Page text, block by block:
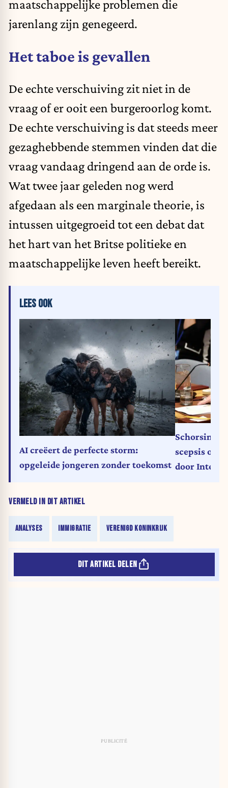
maatschappelijke problemen die
jarenlang zijn genegeerd.
Het taboe is gevallen
De echte verschuiving zit niet in de
vraag of er ooit een burgeroorlog komt.
De echte verschuiving is dat steeds meer
gezaghebbende stemmen vinden dat die
vraag vandaag dringend aan de orde is.
Wat twee jaar geleden nog werd
afgedaan als een marginale theorie, is
intussen uitgegroeid tot een debat dat
het hart van het Britse politieke en
maatschappelijke leven heeft bereikt.
VERMELD IN DIT ARTIKEL
ANALYSES IMMIGRATIE VERENIGD KONINKRIJK
LEES OOK
AI creëert de perfecte storm:
opgeleide jongeren zonder toekomst
Schorsing
scepsis
door
DIT ARTIKEL DELEN